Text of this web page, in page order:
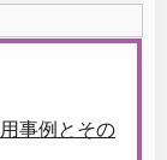
事例とその